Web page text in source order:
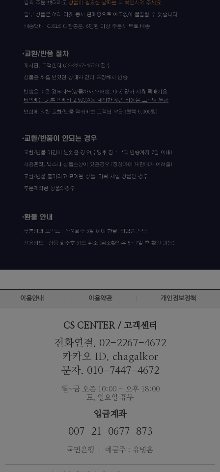
이용안내 이용약관 개인정보정책
CS CENTER / 고객센터
전화연결. 02-2267-4672
카카오 ID. chagalkor
문자. 010-7447-4672
월~금 오즌 10:00 - 오후 18:00
토, 일요일 휴무
입금계좌
007-21-0677-873
국민은행 ｜ 예금주 : 유병훈